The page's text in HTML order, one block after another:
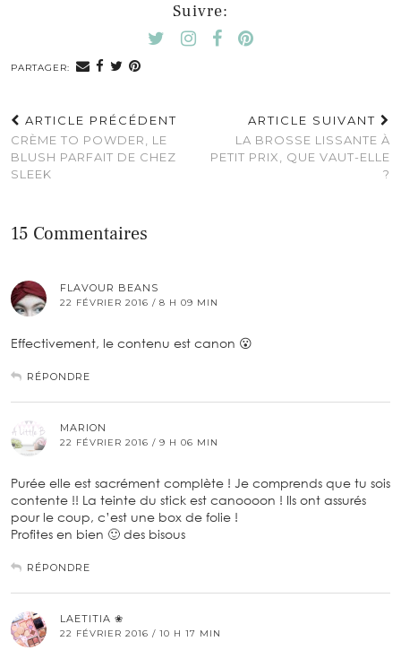
Suivre:
PARTAGER:
ARTICLE PRÉCÉDENT
CRÈME TO POWDER, LE
BLUSH PARFAIT DE CHEZ
SLEEK
ARTICLE SUIVANT
LA BROSSE LISSANTE À
PETIT PRIX, QUE VAUT-ELLE
?
15 Commentaires
FLAVOUR BEANS
22 FÉVRIER 2016 / 8 H 09 MIN
Effectivement, le contenu est canon 😮
RÉPONDRE
MARION
22 FÉVRIER 2016 / 9 H 06 MIN
Purée elle est sacrément complète ! Je comprends que tu sois
contente !! La teinte du stick est canoooon ! Ils ont assurés
pour le coup, c’est une box de folie !
Profites en bien 🙂 des bisous
RÉPONDRE
LAETITIA ❀
22 FÉVRIER 2016 / 10 H 17 MIN